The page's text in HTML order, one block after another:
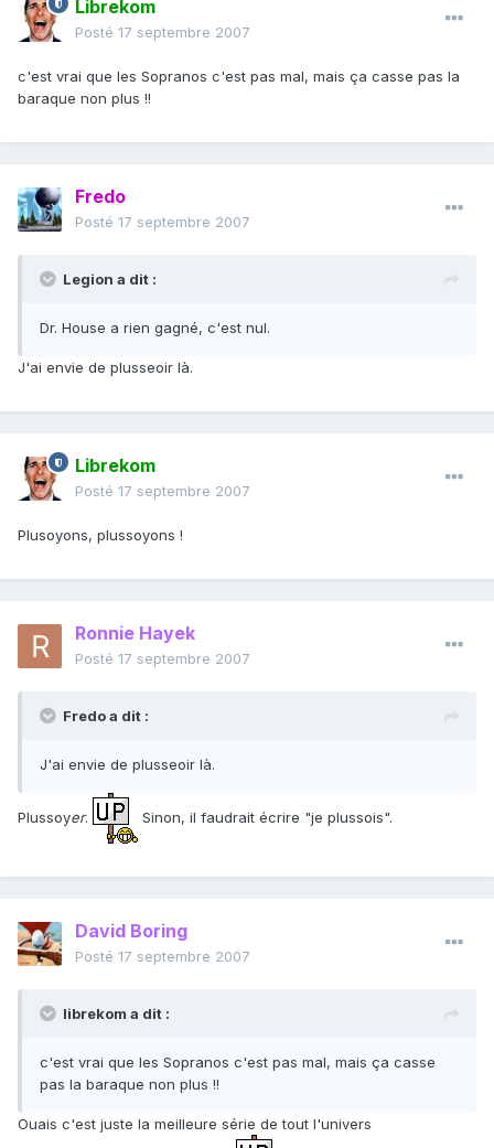
Librekom
Posté 17 septembre 2007
c'est vrai que les Sopranos c'est pas mal, mais ça casse pas la
baraque non plus !!
Fredo
Posté 17 septembre 2007
Legion a dit :
Dr. House a rien gagné, c'est nul.
J'ai envie de plusseoir là.
Librekom
Posté 17 septembre 2007
Plusoyons, plussoyons !
Ronnie Hayek
Posté 17 septembre 2007
Fredo a dit :
J'ai envie de plusseoir là.
Plussoyer. Sinon, il faudrait écrire "je plussois".
David Boring
Posté 17 septembre 2007
librekom a dit :
c'est vrai que les Sopranos c'est pas mal, mais ça casse
pas la baraque non plus !!
Ouais c'est juste la meilleure série de tout l'univers